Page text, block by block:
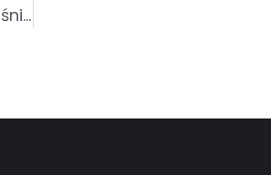
Zapraszamy na Piknik Rodzinny na rzecz Hospicjum w Krośnie